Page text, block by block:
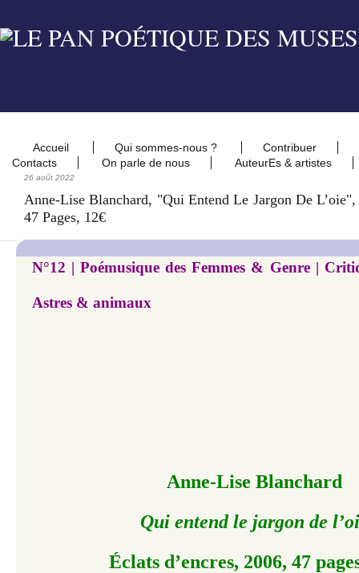
Accueil Qui sommes-nous ?
Contribuer
Contacts
On parle de nous AuteurEs & artistes
26 août 2022
Anne-Lise Blanchard, "Qui Entend Le Jargon De L’oie",
47 Pages, 12€
N°12 | Poémusique des Femmes & Genre |
Astres & animaux
Anne-Lise Blanchard
Qui entend le jargon de
Éclats d’encres, 2006, 47